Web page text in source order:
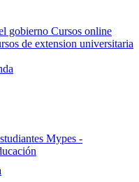
gobierno Cursos online
de extension universitaria
Mypes -